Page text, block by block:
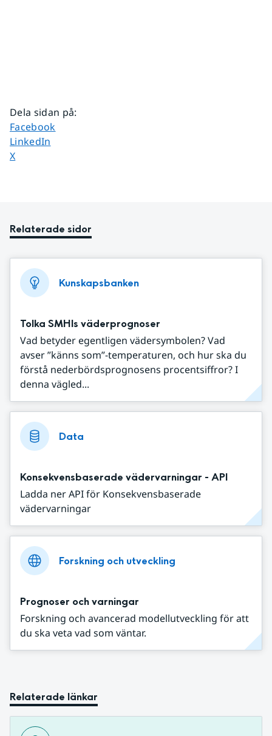
Dela sidan på:
Dela sidan på
Facebook
Dela sidan på
LinkedIn
Dela sidan på
X
Relaterade sidor
Kunskapsbanken
Tolka SMHIs väderprognoser
Vad betyder egentligen vädersymbolen? Vad
avser ”känns som”-temperaturen, och hur ska du
förstå nederbördsprognosens procentsiffror? I
denna vägled...
Data
Konsekvensbaserade vädervarningar - API
Ladda ner API för Konsekvensbaserade
vädervarningar
Forskning och utveckling
Prognoser och varningar
Forskning och avancerad modellutveckling för att
du ska veta vad som väntar.
Relaterade länkar